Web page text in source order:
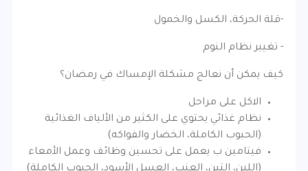
-قلة الحركة، الكسل والخمول
- تغيير نظام النوم
كيف يمكن أن نعالج مشكلة الإمساك في رمضان؟
الاكل على مراحل
نظام غذائي يحتوي على الكثير من الألياف الغذائية
(الحبوب الكاملة، الخضار والفواكه)
فيتامين ب يعمل على تحسين وظائف وعمل الأمعاء